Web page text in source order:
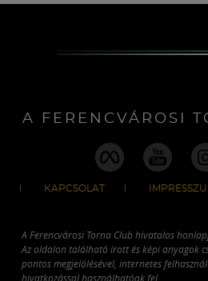
A FERENCVÁROSI
KAPCSOLAT
A Ferencvárosi Torna Club hivatalos
Az oldalon található írott és képi anyagok
pontos megjelölésével, internetes
hivatkozással használhatóak fel.